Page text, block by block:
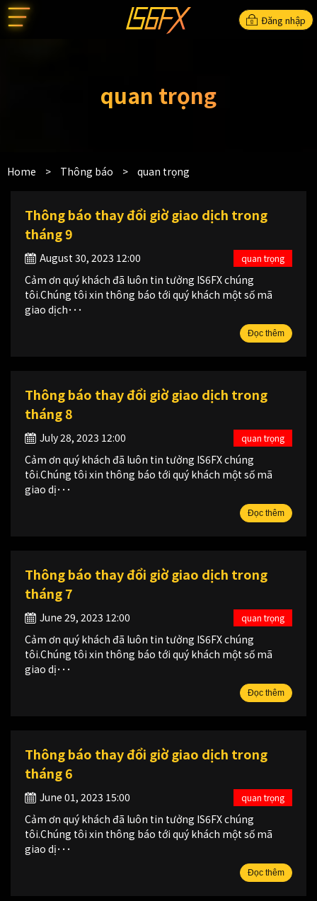
Đăng nhập
quan trọng
Home > Thông báo > quan trọng
Thông báo thay đổi giờ giao dịch trong
tháng 9
August 30, 2023 12:00
Cảm ơn quý khách đã luôn tin tưởng IS6FX chúng
tôi.Chúng tôi xin thông báo tới quý khách một số mã
giao dịch･･･
Đọc thêm
quan trọng
Thông báo thay đổi giờ giao dịch trong
tháng 8
July 28, 2023 12:00
Cảm ơn quý khách đã luôn tin tưởng IS6FX chúng
tôi.Chúng tôi xin thông báo tới quý khách một số mã
giao dị･･･
Đọc thêm
quan trọng
Thông báo thay đổi giờ giao dịch trong
tháng 7
June 29, 2023 12:00
Cảm ơn quý khách đã luôn tin tưởng IS6FX chúng
tôi.Chúng tôi xin thông báo tới quý khách một số mã
giao dị･･･
Đọc thêm
quan trọng
Thông báo thay đổi giờ giao dịch trong
tháng 6
June 01, 2023 15:00
Cảm ơn quý khách đã luôn tin tưởng IS6FX chúng
tôi.Chúng tôi xin thông báo tới quý khách một số mã
giao dị･･･
Đọc thêm
quan trọng